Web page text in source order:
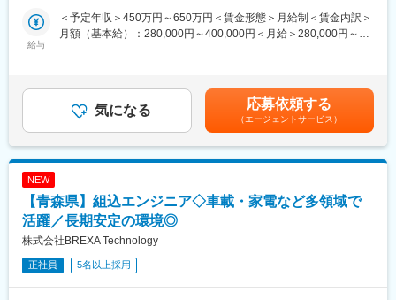
業会社です。
・1976年創業以来培ってきた技術力で、大手製造メーカ（産業機
変更の範囲：会社の定める業務
変更の範囲：会社の定める業務
◇仕様理解・調査
・機能・ロジックの整理
・UML／PlantUML を用いたモデル作成
◇検証・解析
・単体／結合テストの設計・実施
・軽微なコード修正（処理単位の補完など）
◇車載エアコン制御ソフトウェアの開発
◇次世代カーナビゲーションシステム制御ソフトウェアの開発
◇半導体製造装置の制御ソフトウェアの開発
■当社の魅力ポイント：
◇長期で安心して働ける環境
・定年65歳より、腰を据えて働くことが可能
給与
＜予定年収＞450万円～650万円＜賃金形態＞月給制＜賃金内訳＞
月額（基本給）：280,000円～400,000円＜月給＞280,000円～
性があります。月給(月額)は固定手当を含めた表記です。
気になる 応募依頼する
（エージェントサービス）
NEW
【青森県】組込エンジニア◇車載・家電など多領域で
活躍／長期安定の環境◎
株式会社BREXA Technology
正社員 5名以上採用